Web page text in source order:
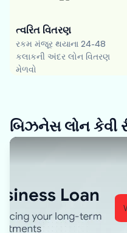
ત્વરિત વિતરણ
રકમ મંજૂર થયાના 24-48
કલાકની અંદર લોન વિતરણ
મેળવો
બિઝનેસ લોન કેવી